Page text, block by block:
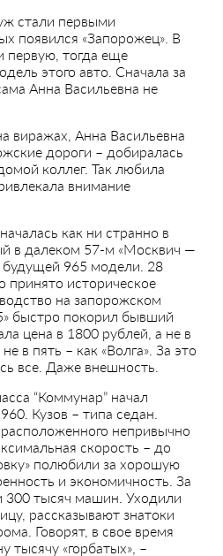
стали первыми
появился «Запорожец». В
первую, тогда еще
этого авто. Сначала за
Анна Васильевна не
виражах, Анна Васильевна
дороги – добиралась
коллег. Так любила
внимание
как ни странно в
в далеком 57-м «Москвич —
будущей 965 модели. 28
принято историческое
на запорожском
быстро покорил бывший
цена в 1800 рублей, а не в
в пять – как «Волга». За это
все. Даже внешность.
“Коммунар” начал
Кузов – типа седан.
непривычно
скорость – до
полюбили за хорошую
и экономичность. За
300 тысяч машин. Уходили
рассказывают знатоки
Говорят, в свое время
тысячу «горбатых», –